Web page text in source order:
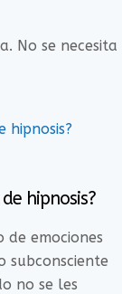
No se necesita
hipnosis?
emociones
subconsciente
no se les